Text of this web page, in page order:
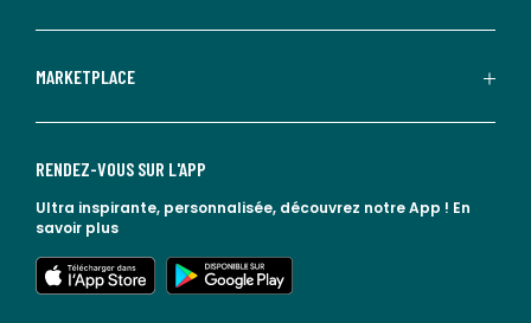
MARKETPLACE
RENDEZ-VOUS SUR L'APP
Ultra inspirante, personnalisée, découvrez notre App ! En
savoir plus
lien vers l'app store
lien vers google play